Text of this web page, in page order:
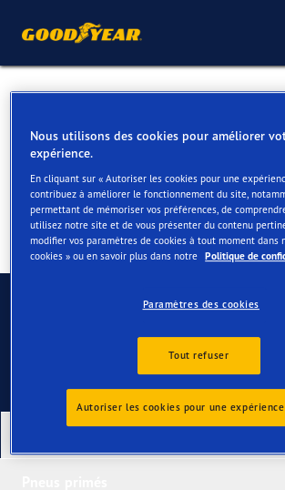
Pneus été pour
Note
Nous utilisons des cookies pour améliorer
expérience.
En cliquant sur « Autoriser les cookies pour une
contribuez à améliorer le fonctionnement du site,
permettant de mémoriser vos préférences, de
utilisez notre site et de vous présenter du contenu
modifier vos paramètres de cookies à tout moment dans
cookies » ou en savoir plus dans notre Politique de
Paramètres des cookies
Tout refuser
Autoriser les cookies pour une